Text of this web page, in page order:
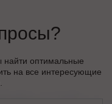
найти оптимальные
на все интересующие